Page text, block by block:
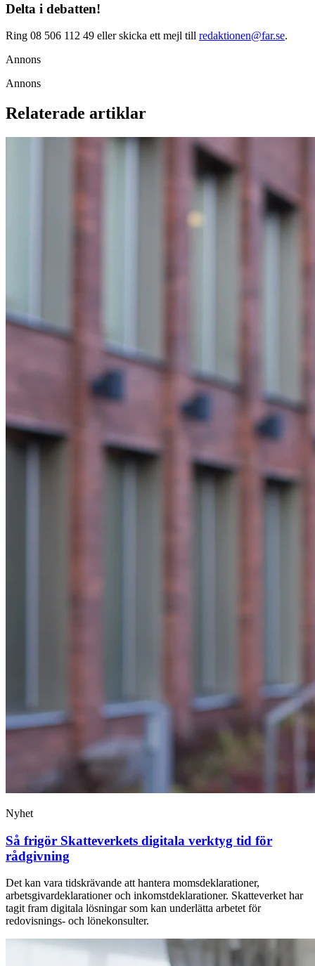
Delta i debatten!
Ring 08 506 112 49 eller skicka ett mejl till redaktionen@far.se.
Annons
Annons
Relaterade artiklar
Nyhet
Så frigör Skatteverkets digitala verktyg tid för
rådgivning
Det kan vara tidskrävande att hantera momsdeklarationer,
arbetsgivardeklarationer och inkomstdeklarationer. Skatteverket har
tagit fram digitala lösningar som kan underlätta arbetet för
redovisnings- och lönekonsulter.